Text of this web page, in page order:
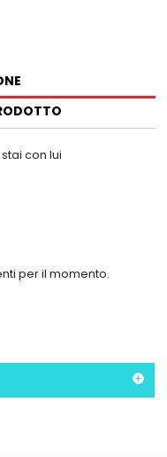
con lui
per il momento.
